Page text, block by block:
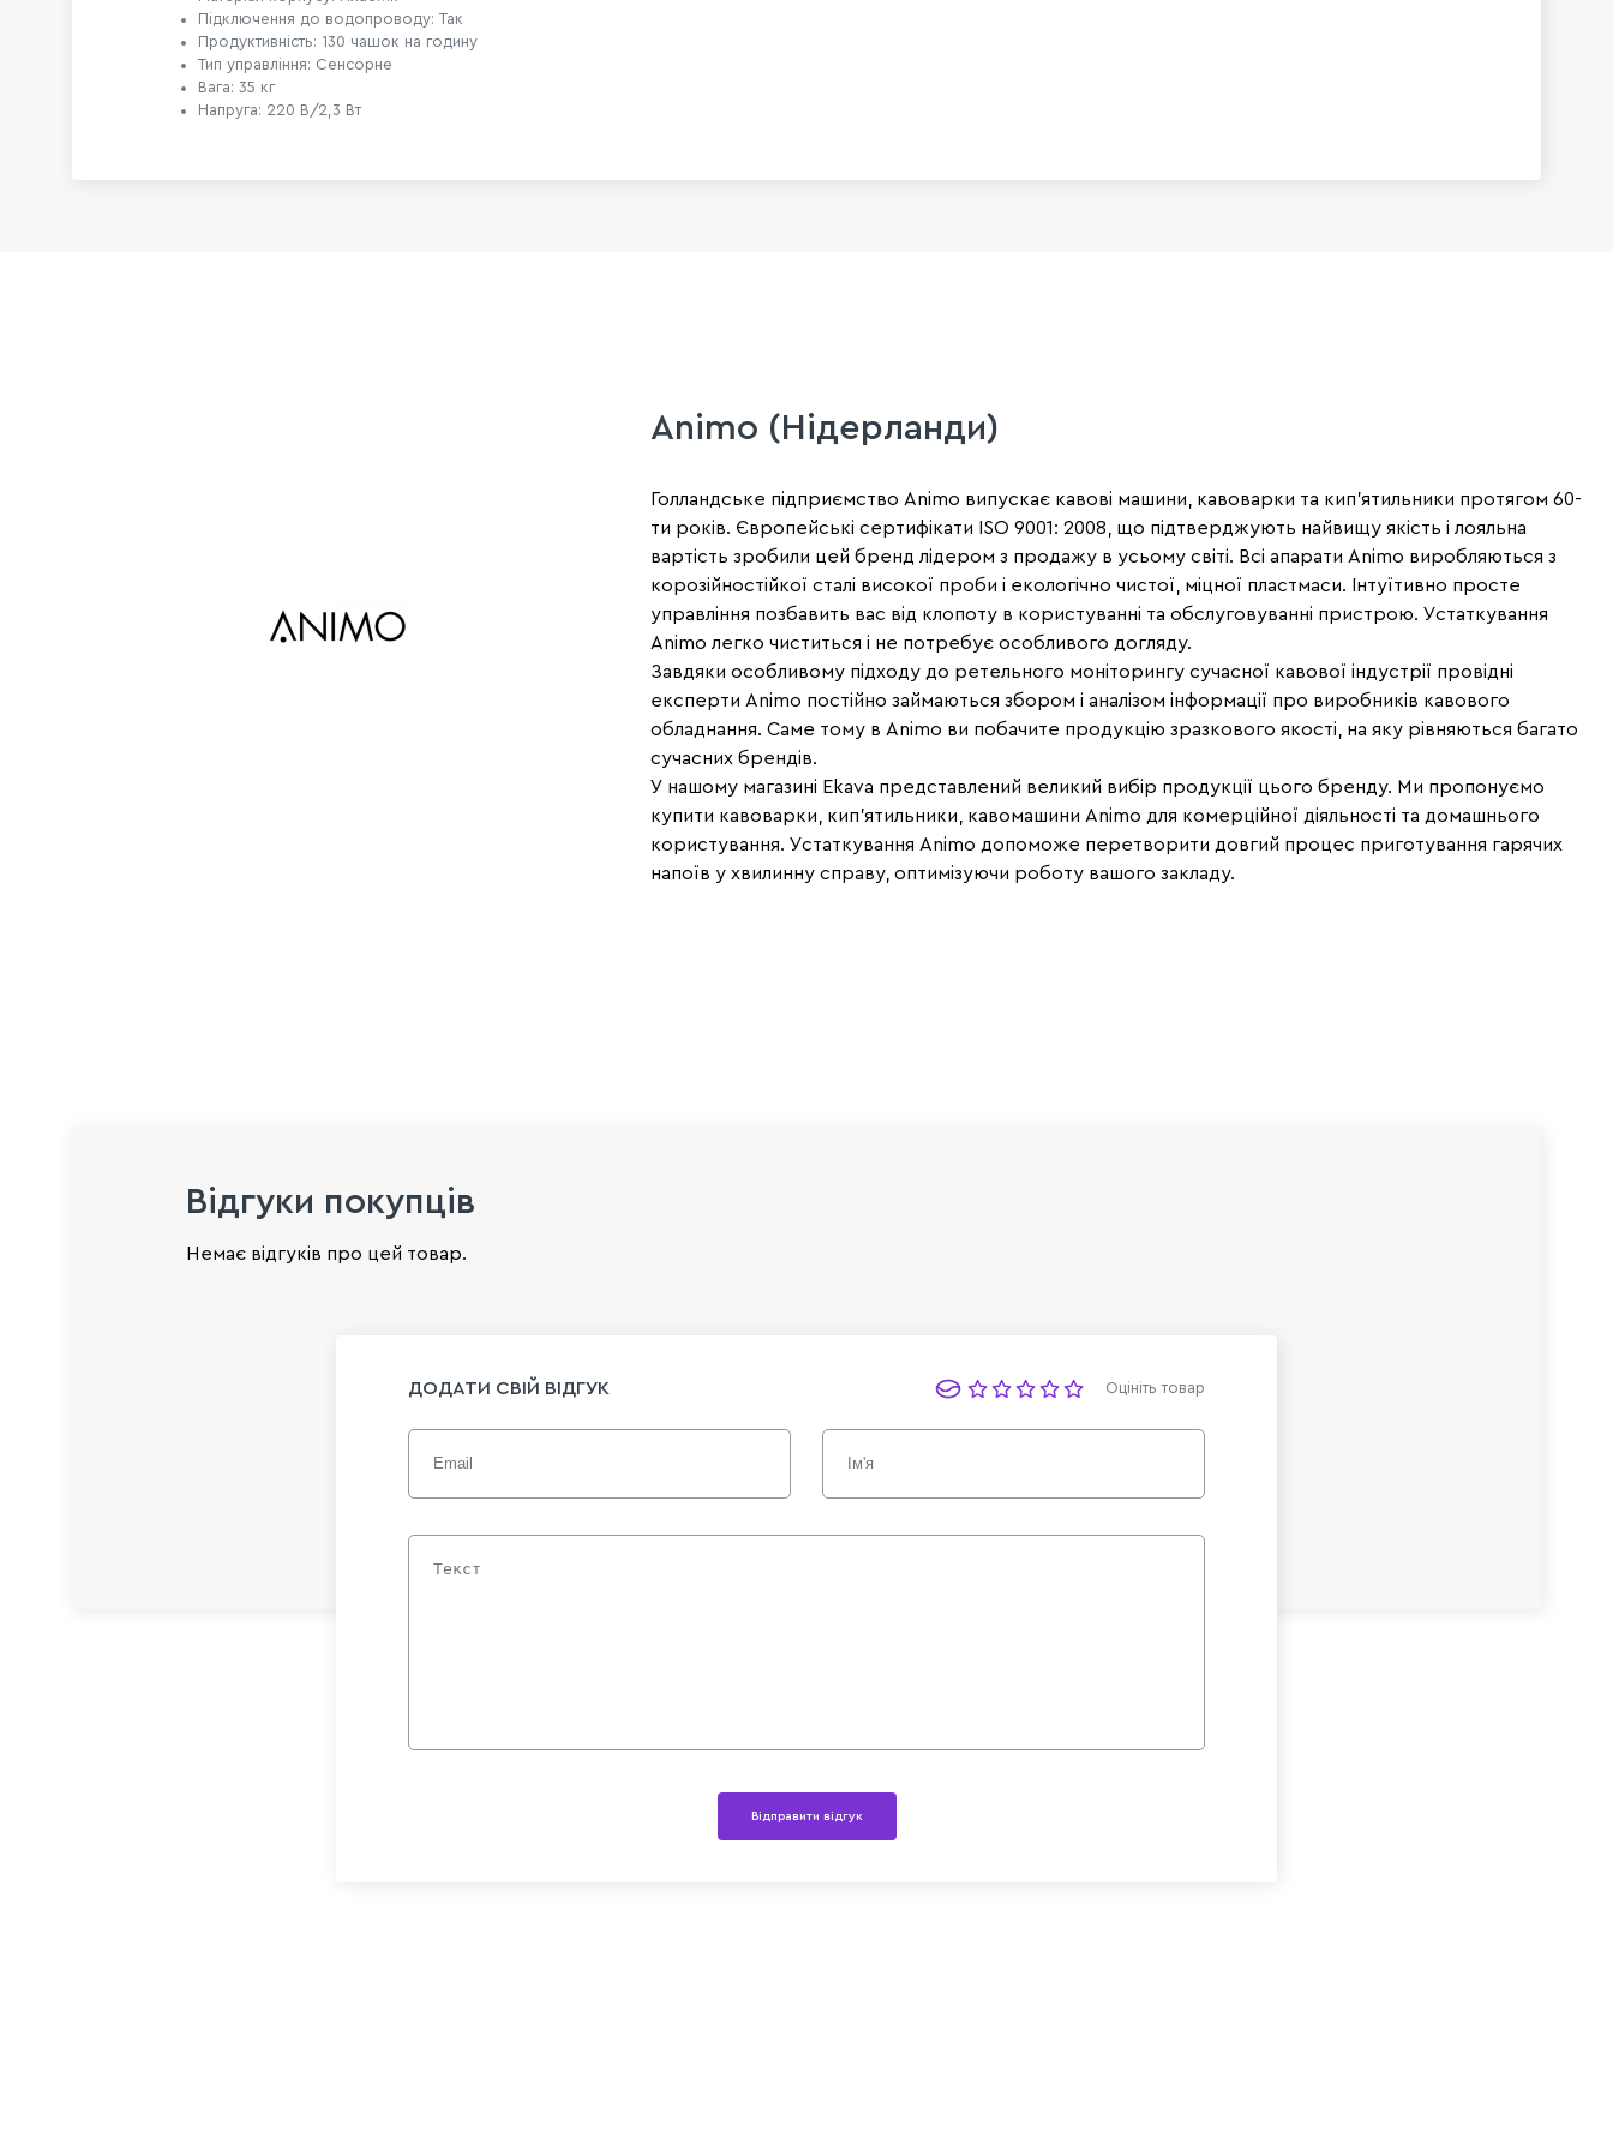
Підключення до водопроводу: Так
Продуктивність: 130 чашок на годину
Тип управління: Сенсорне
Вага: 35 кг
Напруга: 220 В/2,3 Вт
Animo (Нідерланди)
Голландське підприємство Animo випускає кавові машини, кавоварки та кип'ятильники протягом 60-
ти років. Європейські сертифікати ISO 9001: 2008, що підтверджують найвищу якість і лояльна
вартість зробили цей бренд лідером з продажу в усьому світі. Всі апарати Animo виробляються з
корозійностійкої сталі високої проби і екологічно чистої, міцної пластмаси. Інтуїтивно просте
управління позбавить вас від клопоту в користуванні та обслуговуванні пристрою. Устаткування
Animo легко чиститься і не потребує особливого догляду.
Завдяки особливому підходу до ретельного моніторингу сучасної кавової індустрії провідні
експерти Animo постійно займаються збором і аналізом інформації про виробників кавового
обладнання. Саме тому в Animo ви побачите продукцію зразкового якості, на яку рівняються багато
сучасних брендів.
У нашому магазині Ekava представлений великий вибір продукції цього бренду. Ми пропонуємо
купити кавоварки, кип'ятильники, кавомашини Animo для комерційної діяльності та домашнього
користування. Устаткування Animo допоможе перетворити довгий процес приготування гарячих
напоїв у хвилинну справу, оптимізуючи роботу вашого закладу.
Відгуки покупців
Немає відгуків про цей товар.
ДОДАТИ СВІЙ ВІДГУК Оцініть товар
Відправити відгук